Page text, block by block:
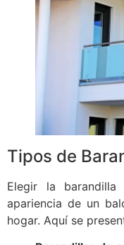
Tipos de
Elegir la barandilla
apariencia de un
hogar. Aquí se